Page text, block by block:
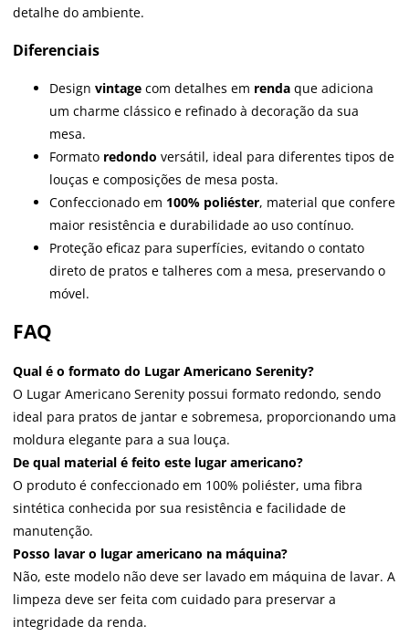
detalhe do ambiente.
Diferenciais
Design vintage com detalhes em renda que adiciona
um charme clássico e refinado à decoração da sua
mesa.
Formato redondo versátil, ideal para diferentes tipos de
louças e composições de mesa posta.
Confeccionado em 100% poliéster, material que confere
maior resistência e durabilidade ao uso contínuo.
Proteção eficaz para superfícies, evitando o contato
direto de pratos e talheres com a mesa, preservando o
móvel.
FAQ
Qual é o formato do Lugar Americano Serenity?
O Lugar Americano Serenity possui formato redondo, sendo
ideal para pratos de jantar e sobremesa, proporcionando uma
moldura elegante para a sua louça.
De qual material é feito este lugar americano?
O produto é confeccionado em 100% poliéster, uma fibra
sintética conhecida por sua resistência e facilidade de
manutenção.
Posso lavar o lugar americano na máquina?
Não, este modelo não deve ser lavado em máquina de lavar. A
limpeza deve ser feita com cuidado para preservar a
integridade da renda.